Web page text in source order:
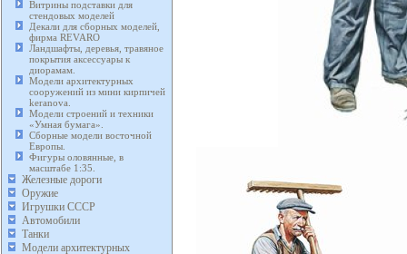
Витрины подставки для
стендовых моделей
Декали для сборных моделей,
фирма REVARO
Ландшафты, деревья, травяное
покрытия аксессуары к
диорамам.
Модели архитектурных
сооружений из мини кирпичей
keranova.
Модели строений и техники
«Умная бумага».
Сборные модели восточной
Европы.
Фигуры оловянные, в
масштабе 1:35.
Железные дороги
Оружие
Игрушки СССР
Автомобили
Танки
Модели архитектурных